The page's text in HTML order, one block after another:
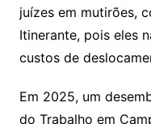
juízes em mutirões,
Itinerante, pois eles
custos de
Em 2025, um
do Trabalho em